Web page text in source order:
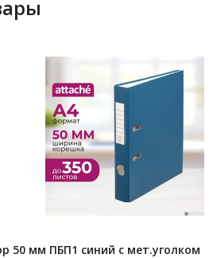
50 мм ПБП1 синий с мет.уголком